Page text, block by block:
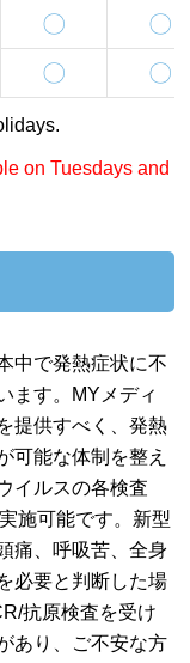
〇 〇
〇 〇
on Tuesdays and
中で発熱症状に不
ます。MYメディ
提供すべく、発熱
可能な体制を整え
イルスの各検査
施可能です。新型
痛、呼吸苦、全身
必要と判断した場
抗原検査を受け
あり、ご不安な方